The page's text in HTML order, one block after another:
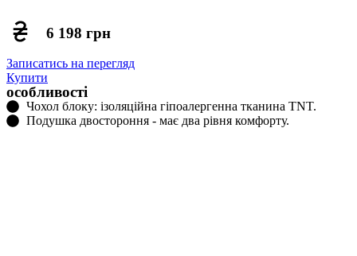
6 198 грн
Записатись на перегляд
Купити
особливості
Чохол блоку: ізоляційна гіпоалергенна тканина TNT.
Подушка двостороння - має два рівня комфорту.